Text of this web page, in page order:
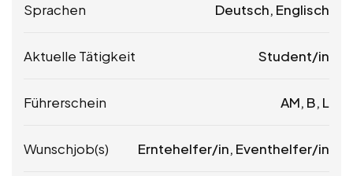
Sprachen Deutsch, Englisch
Aktuelle Tätigkeit Student/in
Führerschein AM, B, L
Wunschjob(s) Erntehelfer/in, Eventhelfer/in